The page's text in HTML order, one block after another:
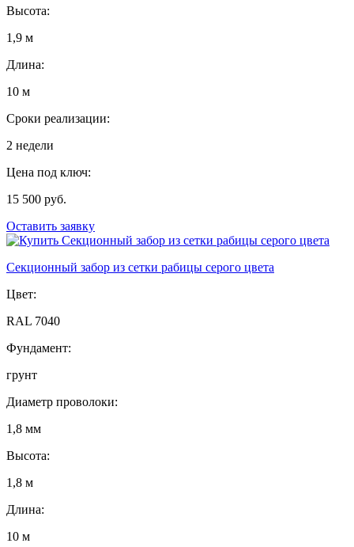
Высота:
1,9 м
Длина:
10 м
Сроки реализации:
2 недели
Цена под ключ:
15 500 руб.
Оставить заявку
Секционный забор из сетки рабицы серого цвета
Цвет:
RAL 7040
Фундамент:
грунт
Диаметр проволоки:
1,8 мм
Высота:
1,8 м
Длина:
10 м